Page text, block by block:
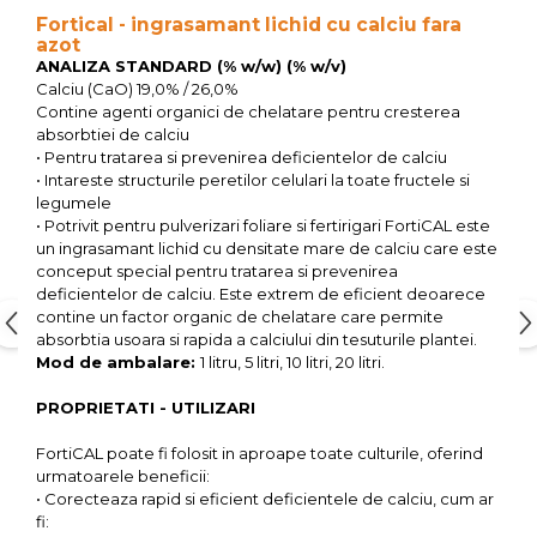
Depozitare si organizare
Freza de zapada
Echipamente de curatenie
Fortical - ingrasamant lichid cu calciu fara
azot
ANALIZA STANDARD (% w/w) (% w/v)
Calciu (CaO) 19,0% / 26,0%
Contine agenti organici de chelatare pentru cresterea
absorbtiei de calciu
• Pentru tratarea si prevenirea deficientelor de calciu
• Intareste structurile peretilor celulari la toate fructele si
legumele
• Potrivit pentru pulverizari foliare si fertirigari FortiCAL este
un ingrasamant lichid cu densitate mare de calciu care este
conceput special pentru tratarea si prevenirea
deficientelor de calciu. Este extrem de eficient deoarece
contine un factor organic de chelatare care permite
absorbtia usoara si rapida a calciului din tesuturile plantei.
Mod de ambalare:1 litru, 5 litri, 10 litri, 20 litri.
PROPRIETATI - UTILIZARI
FortiCAL poate fi folosit in aproape toate culturile, oferind
urmatoarele beneficii:
• Corecteaza rapid si eficient deficientele de calciu, cum ar
fi: